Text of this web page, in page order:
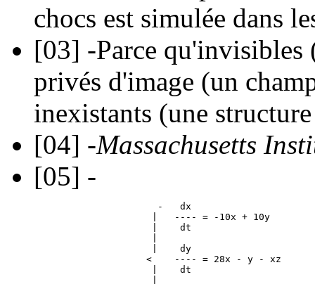
chocs est simulée dans
[03] -Parce qu'invisibles
privés d'image (un
inexistants (une
[04] -Massachusetts
[05] -
                      -   dx
                     |   ---- = -10x + 10y
                     |    dt
                     |    dy
                    <    ---- = 28x - y - xz
                     |    dt